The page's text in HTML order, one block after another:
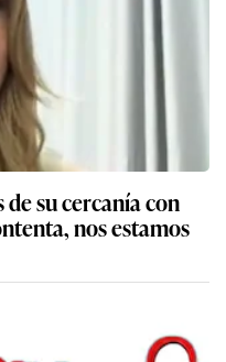
su cercanía con
nos estamos